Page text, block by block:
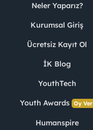
Neler Yaparız?
Kurumsal Giriş
Ücretsiz Kayıt Ol
İK Blog
YouthTech
Youth Awards Oy Ver
Humanspire